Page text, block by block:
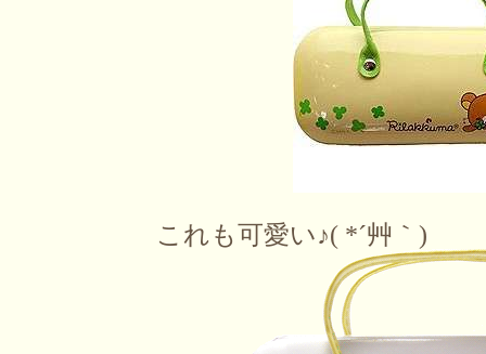
これも可愛い♪( *´艸｀)